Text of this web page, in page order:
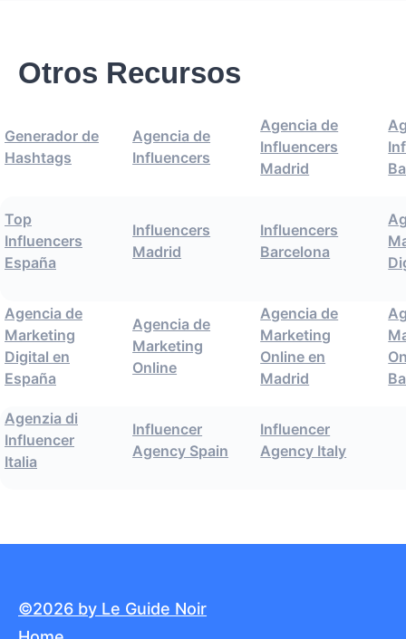
Otros Recursos
Generador de
Hashtags
Agencia de
Influencers
Agencia de
Influencers
Madrid
Top
Influencers
España
Influencers
Madrid
Influencers
Barcelona
Agencia de
Marketing
Digital en
España
Agencia de
Marketing
Online
Agencia de
Marketing
Online en
Madrid
Agenzia di
Influencer
Italia
Influencer
Agency Spain
Influencer
Agency Italy
©2026 by Le Guide Noir